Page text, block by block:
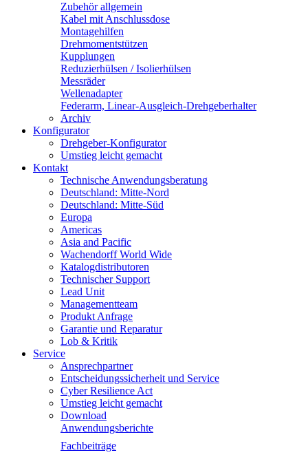
Zubehör allgemein
Kabel mit Anschlussdose
Montagehilfen
Drehmomentstützen
Kupplungen
Reduzierhülsen / Isolierhülsen
Messräder
Wellenadapter
Federarm, Linear-Ausgleich-Drehgeberhalter
Archiv
Konfigurator
Drehgeber-Konfigurator
Umstieg leicht gemacht
Kontakt
Technische Anwendungsberatung
Deutschland: Mitte-Nord
Deutschland: Mitte-Süd
Europa
Americas
Asia and Pacific
Wachendorff World Wide
Katalogdistributoren
Technischer Support
Lead Unit
Managementteam
Produkt Anfrage
Garantie und Reparatur
Lob & Kritik
Service
Ansprechpartner
Entscheidungssicherheit und Service
Cyber Resilience Act
Umstieg leicht gemacht
Download
Anwendungsberichte
Fachbeiträge